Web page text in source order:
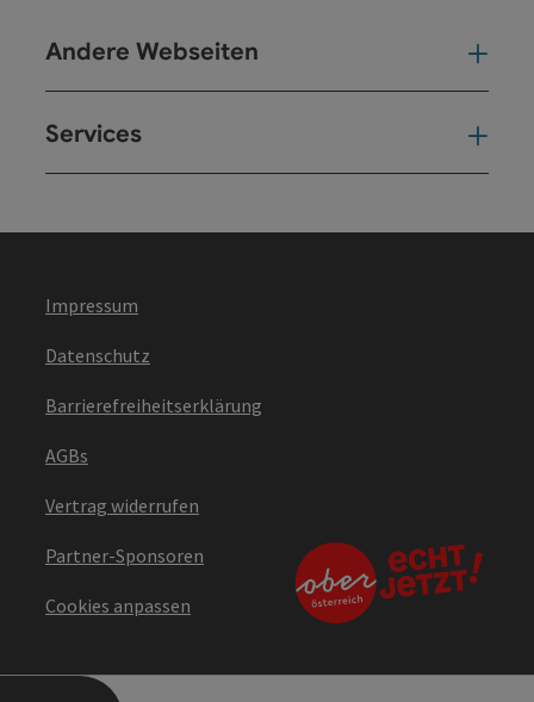
Andere Webseiten
Services
Impressum
Datenschutz
Barrierefreiheitserklärung
AGBs
Vertrag widerrufen
Partner-Sponsoren
Cookies anpassen